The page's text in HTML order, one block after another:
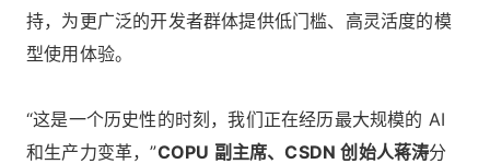
持，为更广泛的开发者群体提供低门槛、高灵活度的模
型使用体验。
“这是一个历史性的时刻，我们正在经历最大规模的 AI
和生产力变革，”COPU 副主席、CSDN 创始人蒋涛分